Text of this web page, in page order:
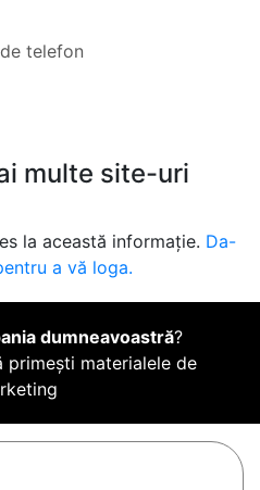
telefon
multe site-uri
la această informație. Da-
a vă loga.
dumneavoastră?
primești materialele de